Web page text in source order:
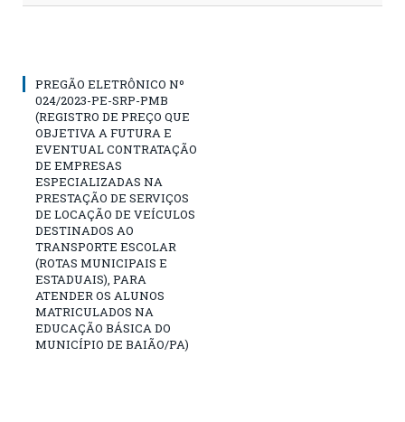
PREGÃO ELETRÔNICO Nº
024/2023-PE-SRP-PMB
(REGISTRO DE PREÇO QUE
OBJETIVA A FUTURA E
EVENTUAL CONTRATAÇÃO
DE EMPRESAS
ESPECIALIZADAS NA
PRESTAÇÃO DE SERVIÇOS
DE LOCAÇÃO DE VEÍCULOS
DESTINADOS AO
TRANSPORTE ESCOLAR
(ROTAS MUNICIPAIS E
ESTADUAIS), PARA
ATENDER OS ALUNOS
MATRICULADOS NA
EDUCAÇÃO BÁSICA DO
MUNICÍPIO DE BAIÃO/PA)